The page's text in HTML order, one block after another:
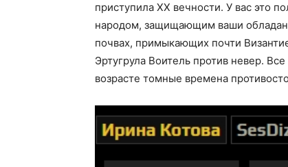
приступила ХХ вечности. У вас это
народом, защищающим ваши
почвах, примыкающих почти
Эртугрула Воитель против невер.
возрасте томные времена